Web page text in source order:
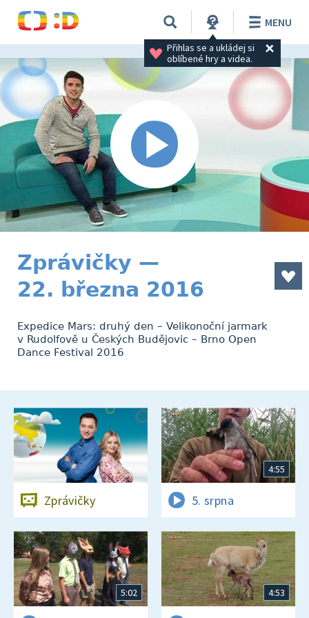
Přihlas se a ukládej si
oblíbené hry a videa.
MENU
Zprávičky —
22. března 2016
Expedice Mars: druhý den – Velikonoční jarmark
v Rudolfově u Českých Budějovic – Brno Open
Dance Festival 2016
Zprávičky
4:55
5. srpna
5:02 4:53